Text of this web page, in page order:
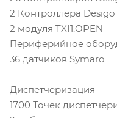
2 Контроллера Desigo
2 модуля TXI1.OPEN
Периферийное
36 датчиков Symaro
Диспетчеризация
1700 Точек